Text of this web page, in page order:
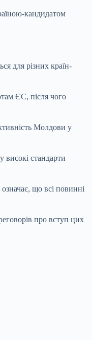
кандидатом
для різних країн-
ЄС, після чого
Молдови у
високі стандарти
що всі повинні
про вступ цих